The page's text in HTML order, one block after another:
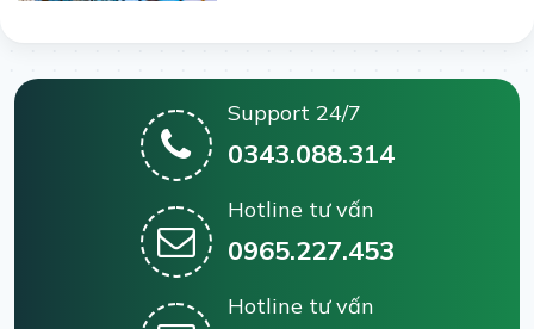
Support 24/7
0343.088.314
Hotline tư vấn
0965.227.453
Hotline tư vấn